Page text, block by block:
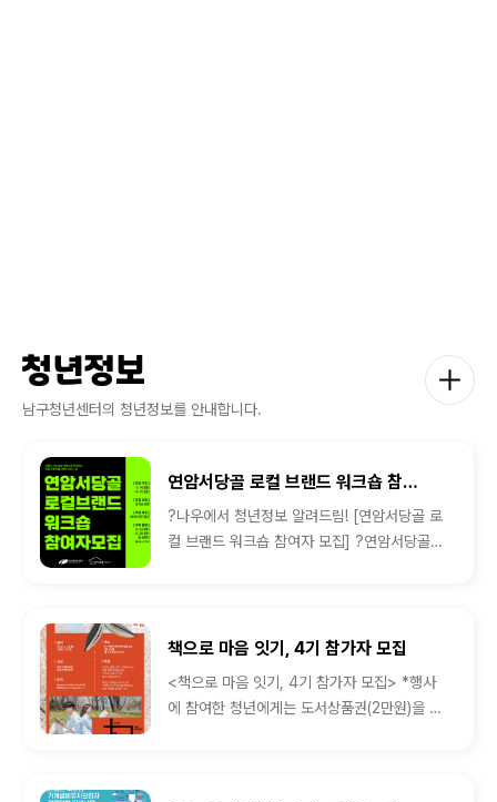
청년정보
남구청년센터의 청년정보를 안내합니다.
연암서당골 로컬 브랜드 워크숍 참여자 모집
?나우에서 청년정보 알려드림! [연암서당골 로
컬 브랜드 워크숍 참여자 모집] ?연암서당골
책으로 마음 잇기, 4기 참가자 모집
<책으로 마음 잇기, 4기 참가자 모집> *행사
에 참여한 청년에게는 도서상품권(2만원)을 선